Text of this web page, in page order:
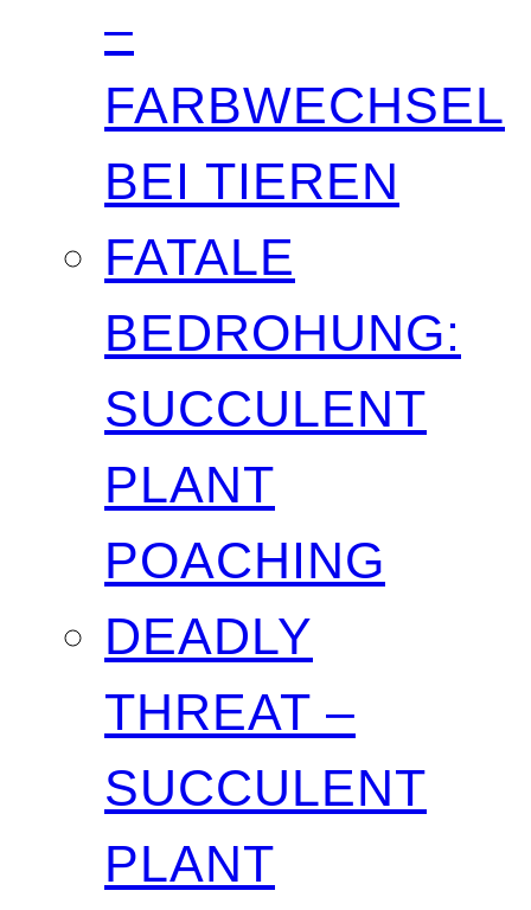
–
FARBWECHSEL
BEI TIEREN
FATALE
BEDROHUNG:
SUCCULENT
PLANT
POACHING
DEADLY
THREAT –
SUCCULENT
PLANT